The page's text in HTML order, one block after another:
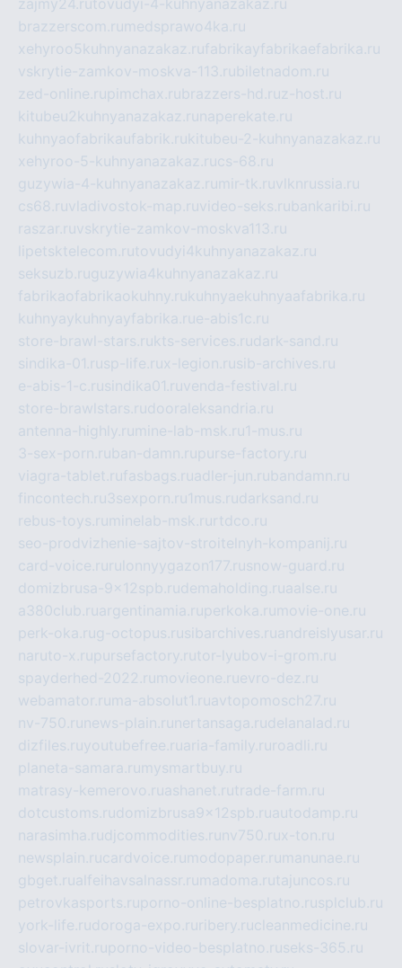
brazzerscom.ru medsprawo4ka.ru
xehyroo5kuhnyanazakaz.rufabrikayfabrikaefabrika.ru
vskrytie-zamkov-moskva-113.rubiletnadom.ru
zed-online.rupimchax.rubrazzers-hd.ruz-host.ru
kitubeu2kuhnyanazakaz.ru naperekate.ru
kuhnyaofabrikaufabrik.rukitubeu-2-kuhnyanazakaz.ru
xehyroo-5-kuhnyanazakaz.rucs-68.ru
guzywia-4-kuhnyanazakaz.ru mir-tk.ruvlknrussia.ru
cs68.ruvladivostok-map.ruvideo-seks.rubankaribi.ru
raszar.ruvskrytie-zamkov-moskva113.ru
lipetsktelecom.rutovudyi4kuhnyanazakaz.ru
seksuzb.ruguzywia4kuhnyanazakaz.ru
fabrikaofabrikaokuhny.rukuhnyaekuhnyaafabrika.ru
kuhnyaykuhnyayfabrika.rue-abis1c.ru
store-brawl-stars.rukts-services.rudark-sand.ru
sindika-01.rusp-life.rux-legion.rusib-archives.ru
e-abis-1-c.rusindika01.ruvenda-festival.ru
store-brawlstars.rudooraleksandria.ru
antenna-highly.ru mine-lab-msk.ru1-mus.ru
3-sex-porn.ruban-damn.rupurse-factory.ru
viagra-tablet.rufasbags.ruadler-jun.rubandamn.ru
fincontech.ru3sexporn.ru1mus.rudarksand.ru
rebus-toys.ru minelab-msk.ru rtdco.ru
seo-prodvizhenie-sajtov-stroitelnyh-kompanij.ru
card-voice.ru rulonnyygazon177.rusnow-guard.ru
domizbrusa-9x12spb.rudemaholding.ruaalse.ru
a380club.ruargentinamia.ruperkoka.ru movie-one.ru
perk-oka.rug-octopus.rusibarchives.ruandreislyusar.ru
naruto-x.rupursefactory.rutor-lyubov-i-grom.ru
spayderhed-2022.ru movieone.ruevro-dez.ru
webamator.ru ma-absolut1.ruavtopomosch27.ru
nv-750.ru news-plain.ru nertansaga.rudelanalad.ru
dizfiles.ruyoutubefree.ruaria-family.ru roadli.ru
planeta-samara.ru mysmartbuy.ru
matrasy-kemerovo.ruashanet.rutrade-farm.ru
dotcustoms.rudomizbrusa9x12spb.ruautodamp.ru
narasimha.rudjcommodities.ru nv750.rux-ton.ru
newsplain.rucardvoice.ru modopaper.ru manunae.ru
gbget.rualfeihavsalnassr.ru madoma.rutajuncos.ru
petrovkasports.ruporno-online-besplatno.rusplclub.ru
york-life.rudoroga-expo.ru ribery.rucleanmedicine.ru
slovar-ivrit.ruporno-video-besplatno.ruseks-365.ru